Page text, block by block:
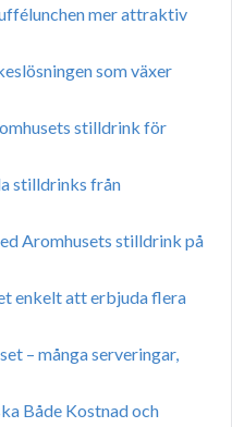
mer attraktiv
som växer
stilldrink för
stilldrinks från
Aromhusets stilldrink på
enkelt att erbjuda flera
– många serveringar,
Både Kostnad och